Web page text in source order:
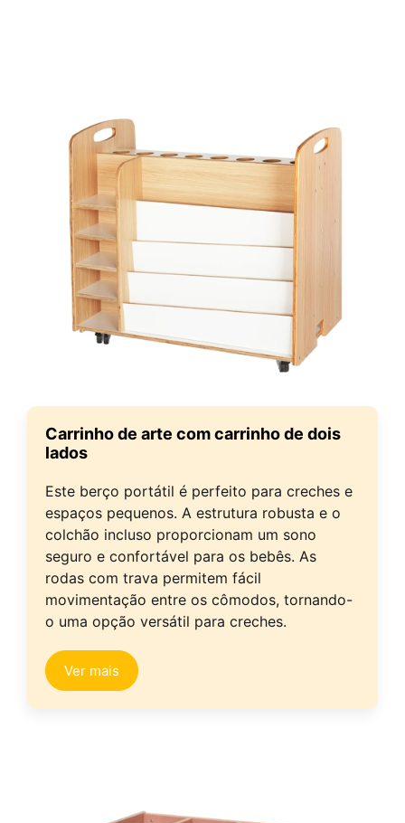
Carrinho de arte com carrinho de dois
lados
Este berço portátil é perfeito para creches e
espaços pequenos. A estrutura robusta e o
colchão incluso proporcionam um sono
seguro e confortável para os bebês. As
rodas com trava permitem fácil
movimentação entre os cômodos, tornando-
o uma opção versátil para creches.
Ver mais